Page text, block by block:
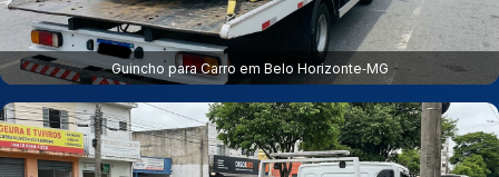
Guincho para Carro em Belo Horizonte‑MG